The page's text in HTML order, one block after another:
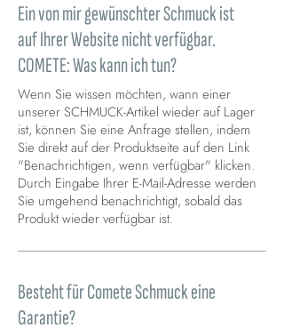
Ein von mir gewünschter Schmuck ist
auf Ihrer Website nicht verfügbar.
COMETE: Was kann ich tun?
Wenn Sie wissen möchten, wann einer
unserer SCHMUCK-Artikel wieder auf Lager
ist, können Sie eine Anfrage stellen, indem
Sie direkt auf der Produktseite auf den Link
"Benachrichtigen, wenn verfügbar" klicken.
Durch Eingabe Ihrer E-Mail-Adresse werden
Sie umgehend benachrichtigt, sobald das
Produkt wieder verfügbar ist.
Besteht für Comete Schmuck eine
Garantie?